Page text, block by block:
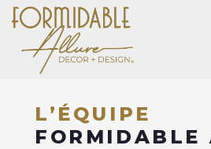
L’ÉQUIPE
FORMIDABLE